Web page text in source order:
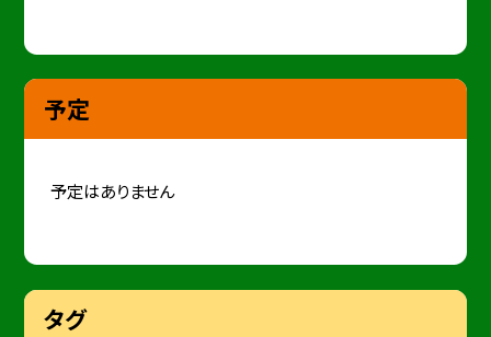
予定
予定はありません
タグ